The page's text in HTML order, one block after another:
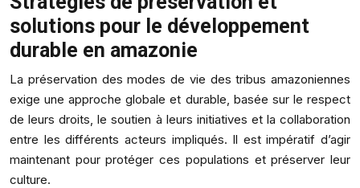
solutions pour le développement
durable en amazonie
La préservation des modes de vie des tribus amazoniennes
exige une approche globale et durable, basée sur le respect
de leurs droits, le soutien à leurs initiatives et la collaboration
entre les différents acteurs impliqués. Il est impératif d’agir
maintenant pour protéger ces populations et préserver leur
culture.